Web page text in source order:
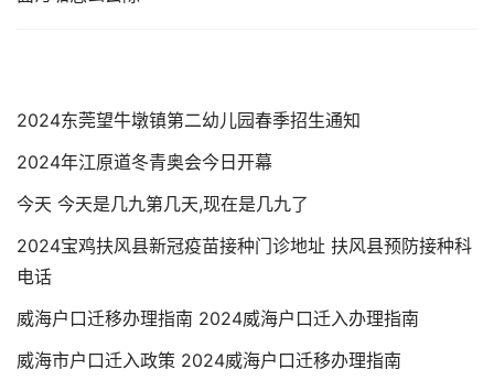
2024东莞望牛墩镇第二幼儿园春季招生通知
2024年江原道冬青奥会今日开幕
今天 今天是几九第几天,现在是几九了
2024宝鸡扶风县新冠疫苗接种门诊地址 扶风县预防接种科
电话
威海户口迁移办理指南 2024威海户口迁入办理指南
威海市户口迁入政策 2024威海户口迁移办理指南